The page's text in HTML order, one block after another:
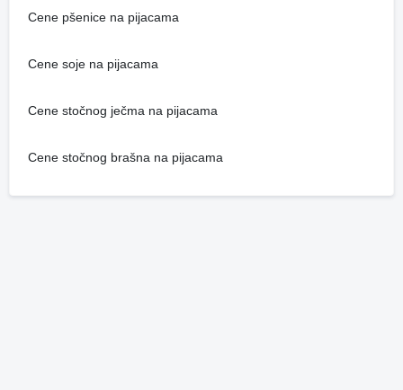
Cene pšenice na pijacama
Cene soje na pijacama
Cene stočnog ječma na pijacama
Cene stočnog brašna na pijacama